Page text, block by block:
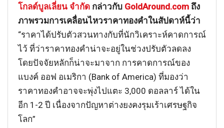
โกลด์บูลเลี่ยน จำกัด กล่าวกับ GoldAround.com ถึง
ภาพรวมการเคลื่อนไหวราคาทองคำในสัปดาห์นี้ว่า
“ราคาได้ปรับตัวสวนทางกับที่นักวิเคราะห์คาดการณ์
ไว้ ที่ว่าราคาทองคำน่าจะอยู่ในช่วงปรับตัวลดลง
โดยปัจจัยหลักก็น่าจะมาจาก การคาดการณ์ของ
แบงค์ ออฟ อเมริกา (Bank of America) ที่มองว่า
ราคาทองคำอาจจะพุ่งไปแตะ 3,000 ดอลลาร์ ได้ใน
อีก 1-2 ปี เนื่องจากปัญหาต่างยงคงรุมเร้าเศรษฐกิจ
โลก”